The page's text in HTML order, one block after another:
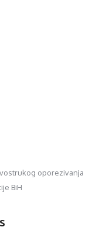
oporezivanja
BiH